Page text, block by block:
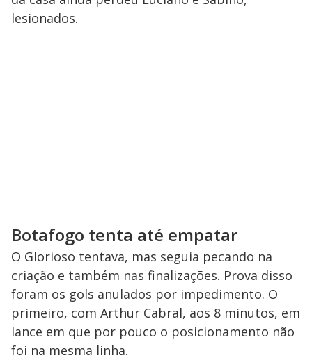
lesionados.
Botafogo tenta até empatar
O Glorioso tentava, mas seguia pecando na
criação e também nas finalizações. Prova disso
foram os gols anulados por impedimento. O
primeiro, com Arthur Cabral, aos 8 minutos, em
lance em que por pouco o posicionamento não
foi na mesma linha.